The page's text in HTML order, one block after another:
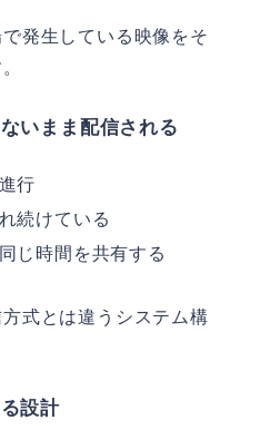
発生している映像をそ
いまま配信される
行
続けている
じ時間を共有する
式とは違うシステム構
設計